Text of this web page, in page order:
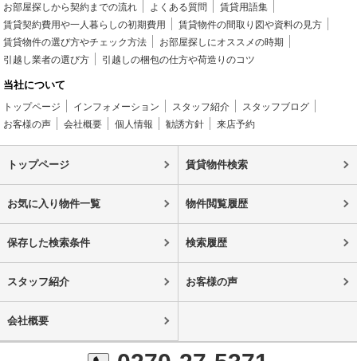
お部屋探しから契約までの流れ よくある質問
賃貸用語集
賃貸契約費用や一人暮らしの初期費用
賃貸物件の間取り図や資料の見方
賃貸物件の選び方やチェック方法
お部屋探しにオススメの時期
引越し業者の選び方
引越しの梱包の仕方や荷造りのコツ
当社について
トップページ インフォメーション スタッフ紹介
スタッフブログ
お客様の声
会社概要 個人情報 勧誘方針 来店予約
トップページ 賃貸物件検索
お気に入り物件一覧 物件閲覧履歴
保存した検索条件 検索履歴
スタッフ紹介 お客様の声
会社概要